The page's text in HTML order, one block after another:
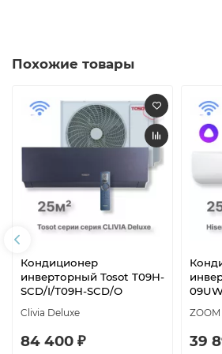
Похожие товары
Кондиционер
инверторный Tosot T09H-
SCD/I/T09H-SCD/O
Clivia Deluxe
84 400 ₽ 39